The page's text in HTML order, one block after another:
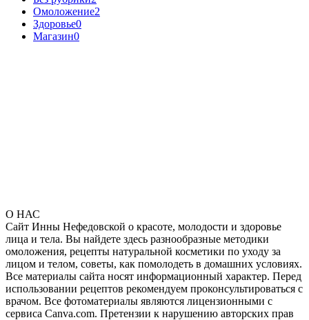
Омоложение2
Здоровье0
Магазин0
О НАС
Сайт Инны Нефедовской о красоте, молодости и здоровье
лица и тела. Вы найдете здесь разнообразные методики
омоложения, рецепты натуральной косметики по уходу за
лицом и телом, советы, как помолодеть в домашних условиях.
Все материалы сайта носят информационный характер. Перед
использовании рецептов рекомендуем проконсультироваться с
врачом. Все фотоматериалы являются лицензионными с
сервиса Canva.com. Претензии к нарушению авторских прав